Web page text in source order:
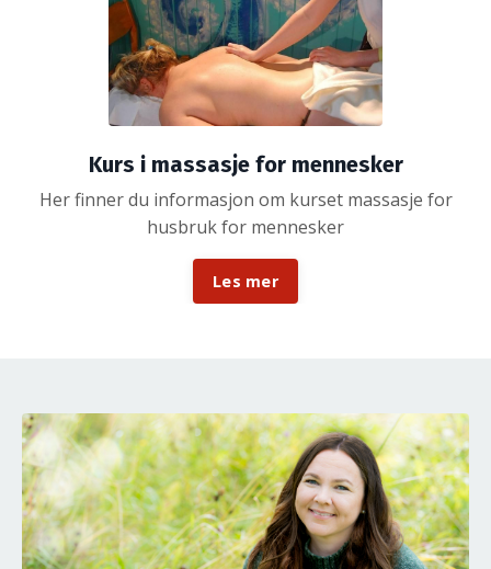
Kurs i massasje for mennesker
Her finner du informasjon om kurset massasje for
husbruk for mennesker
Les mer